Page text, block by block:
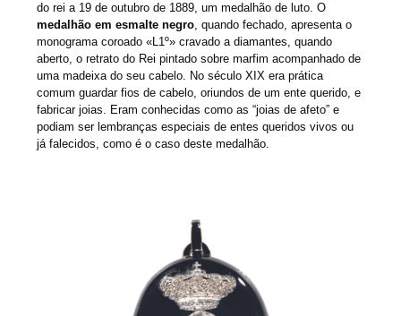
do rei a 19 de outubro de 1889, um medalhão de luto. O
medalhão em esmalte negro , quando fechado, apresenta o
monograma coroado «L1º» cravado a diamantes, quando
aberto, o retrato do Rei pintado sobre marfim acompanhado de
uma madeixa do seu cabelo. No século XIX era prática
comum guardar fios de cabelo, oriundos de um ente querido, e
fabricar joias. Eram conhecidas como as “joias de afeto” e
podiam ser lembranças especiais de entes queridos vivos ou
já falecidos, como é o caso deste medalhão.